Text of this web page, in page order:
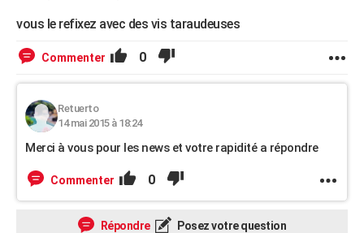
vous le refixez avec des vis taraudeuses
Commenter 0
Retuerto
14 mai 2015 à 18:24
Merci à vous pour les news et votre rapidité a répondre
Commenter 0
Répondre Posez votre question